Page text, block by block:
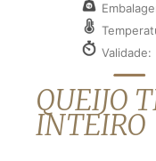
Validade:
QUEIJO
INTEIRO